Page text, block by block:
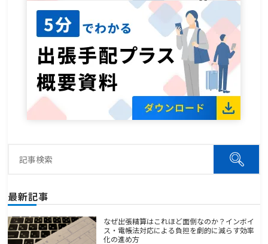
最新記事
なぜ出張精算はこれほど面倒なのか？インボイ
ス・電帳法対応による負担を劇的に減らす効率
化の進め方